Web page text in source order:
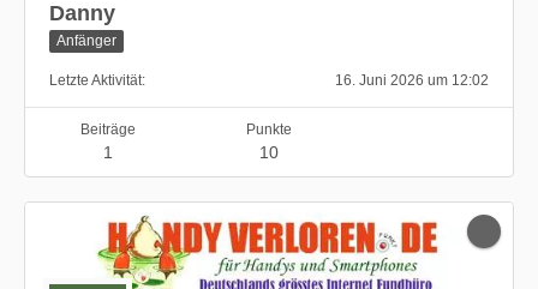
Danny
Anfänger
Letzte Aktivität 16. Juni 2026 um 12:02
Beiträge
1
Punkte
10